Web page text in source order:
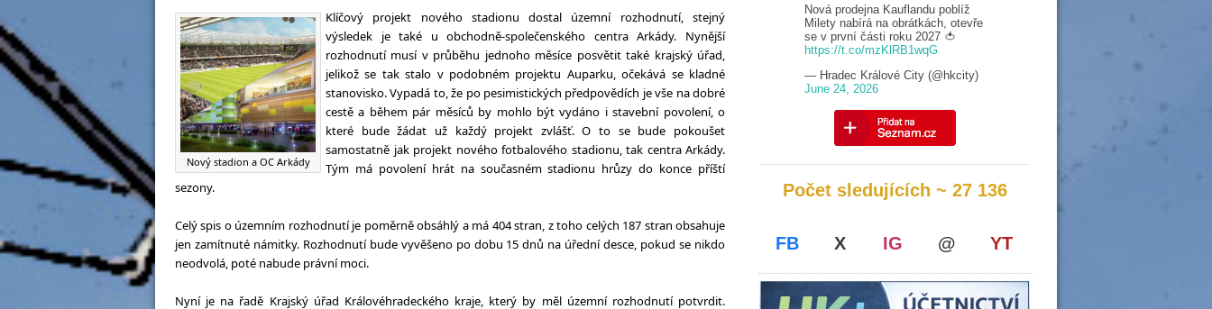
Nový stadion a OC Arkády
Klíčový projekt nového stadionu dostal územní rozhodnutí, stejný
výsledek je také u obchodně-společenského centra Arkády. Nynější
rozhodnutí musí v průběhu jednoho měsíce posvětit také krajský úřad,
jelikož se tak stalo v podobném projektu Auparku, očekává se kladné
stanovisko. Vypadá to, že po pesimistických předpovědích je vše na dobré
cestě a během pár měsíců by mohlo být vydáno i stavební povolení, o
které bude žádat už každý projekt zvlášť. O to se bude pokoušet
samostatně jak projekt nového fotbalového stadionu, tak centra Arkády.
Tým má povolení hrát na současném stadionu hrůzy do konce příští
sezony.
Celý spis o územním rozhodnutí je poměrně obsáhlý a má 404 stran, z toho celých 187 stran obsahuje
jen zamítnuté námitky. Rozhodnutí bude vyvěšeno po dobu 15 dnů na úřední desce, pokud se nikdo
neodvolá, poté nabude právní moci.
Nyní je na řadě Krajský úřad Královéhradeckého kraje, který by měl územní rozhodnutí potvrdit.
Nová prodejna Kauflandu poblíž
Milety nabírá na obrátkách, otevře
se v první části roku 2027 🍅
https://t.co/mzKlRB1wqG
— Hradec Králové City (@hkcity)
June 24, 2026
Počet sledujících ~ 27 136
FB X IG @ YT